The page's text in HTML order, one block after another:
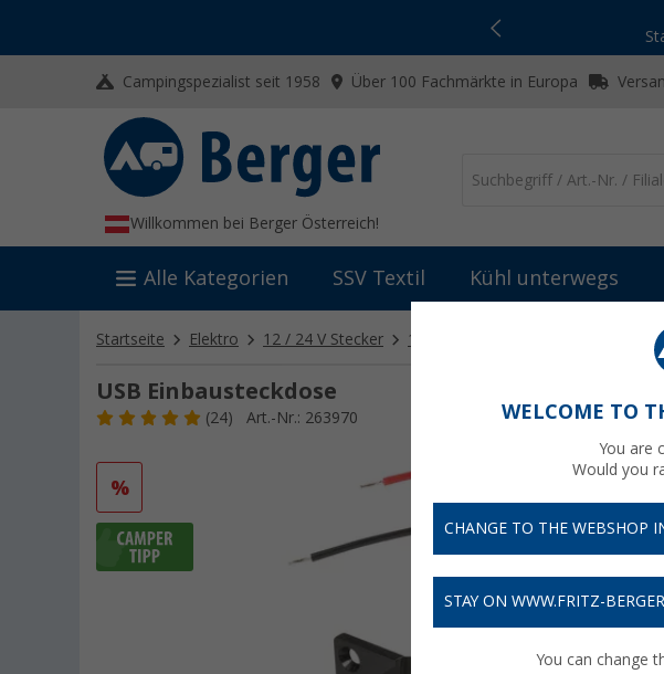
Campingspezialist seit 1958 Über 100 Fachmärkte in Europa
Willkommen bei Berger Österreich!
Alle Kategorien SSV Textil Kühl unterwegs
Startseite Elektro 12 / 24 V Stecker 12 / 24 V Einbausteckdosen
USB Einbausteckdose
(24) Art.-Nr.: 263970
%
WELCOME TO
You are
Would you
CHANGE TO THE WEBSHOP
STAY ON WWW.FRITZ-
You can change